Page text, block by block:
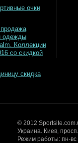
очки
одежды
Коллекции
со скидкой
скидка
© 2012
Украина. Киев,
Режим работы: пн-